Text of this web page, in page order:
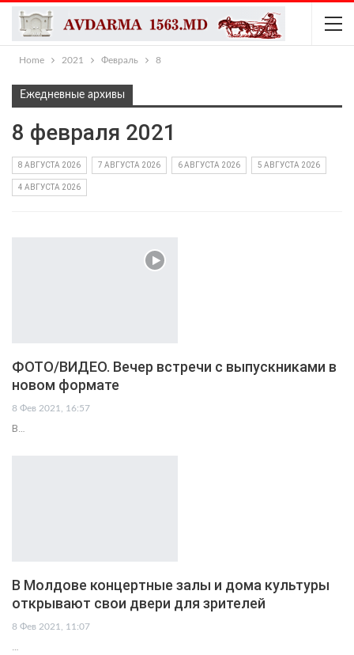
Home 2021 Февраль 8
Ежедневные архивы
8 февраля 2021
8 АВГУСТА 2026 7 АВГУСТА 2026 6 АВГУСТА 2026 5 АВГУСТА 2026
4 АВГУСТА 2026
ФОТО/ВИДЕО. Вечер встречи с выпускниками в
новом формате
8 Фев 2021, 16:57
В…
В Молдове концертные залы и дома культуры
открывают свои двери для зрителей
8 Фев 2021, 11:07
…